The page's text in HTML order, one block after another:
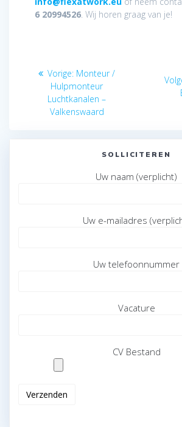
6 20994526. Wij horen graag van je!
Bericht
navigatie
Vorige: Vorig
bericht:
Monteur /
Hulpmonteur
Luchtkanalen –
Valkenswaard
SOLLICITEREN
Uw naam (verplicht)
Uw e-mailadres
Uw telefoonnummer
Vacature
CV Bestand